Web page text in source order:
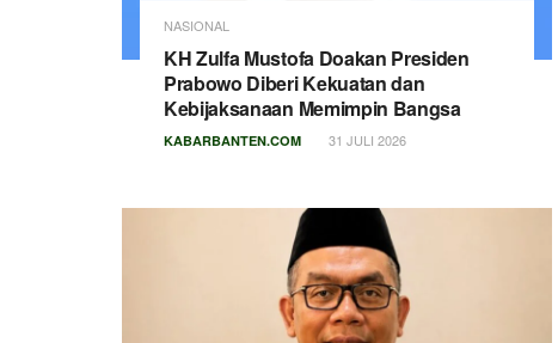
NASIONAL
KH Zulfa Mustofa Doakan Presiden
Prabowo Diberi Kekuatan dan
Kebijaksanaan Memimpin Bangsa
KABARBANTEN.COM 31 JULI 2026